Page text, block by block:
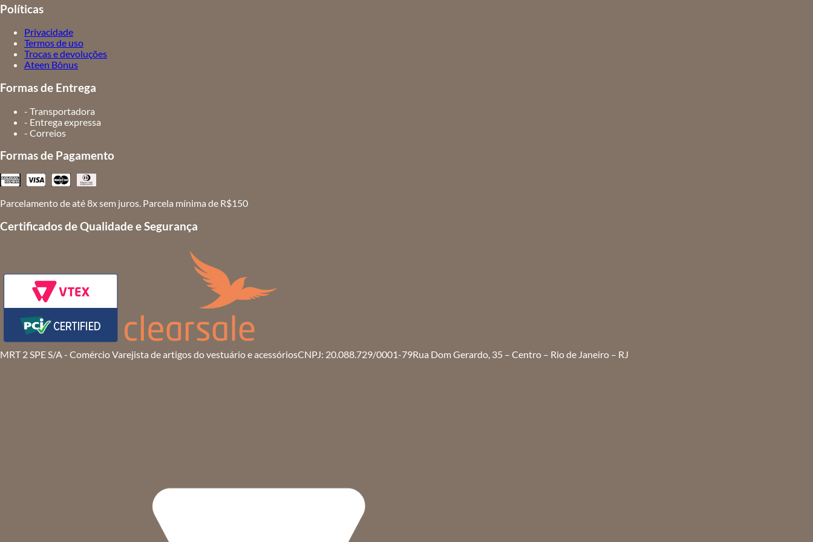
Políticas
Privacidade
Termos de uso
Trocas e devoluções
Ateen Bônus
Formas de Entrega
- Transportadora
- Entrega expressa
- Correios
Formas de Pagamento
Parcelamento de até 8x sem juros. Parcela mínima de R$150
Certificados de Qualidade e Segurança
MRT 2 SPE S/A - Comércio Varejista de artigos do vestuário e acessóriosCNPJ: 20.088.729/0001-79Rua Dom Gerardo, 35 – Centro – Rio de Janeiro – RJ